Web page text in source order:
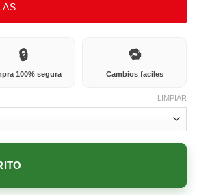
🔒
100% segura
🔁
Cambios faciles
LIMPIAR